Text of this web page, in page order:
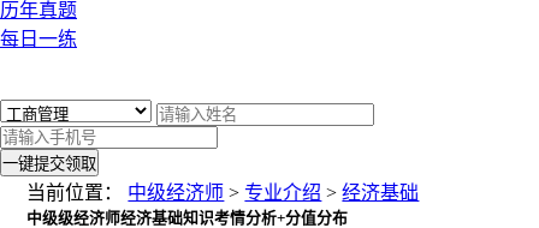
历年真题
每日一练
一键提交领取
当前位置： 中级经济师 >专业介绍 >经济基础
中级级经济师经济基础知识考情分析+分值分布